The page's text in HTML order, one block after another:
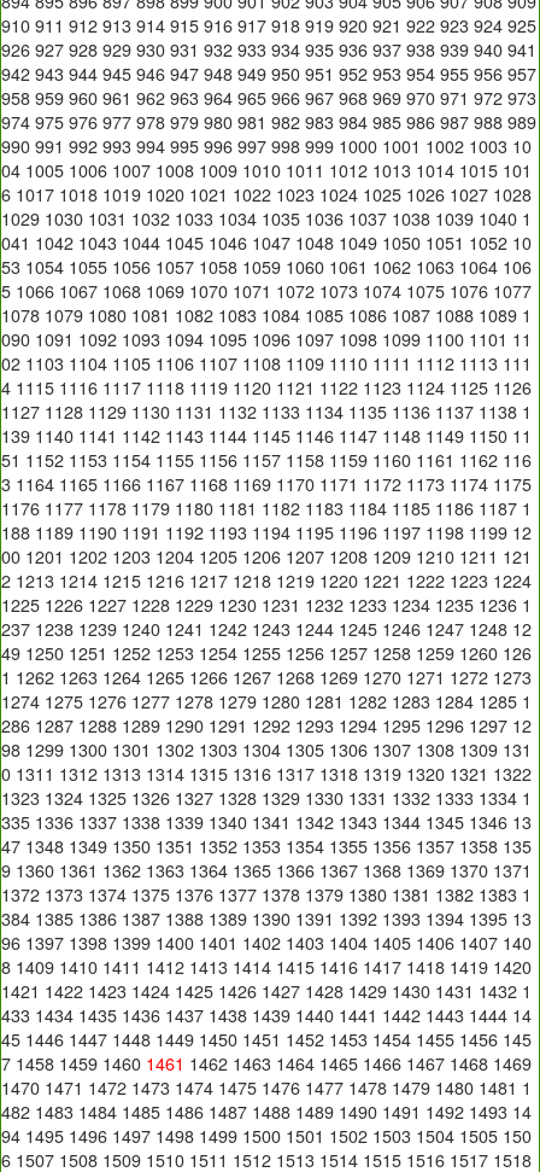
910 911 912 913 914 915 916 917 918 919 920 921 922 923 924 925
926 927 928 929 930 931 932 933 934 935 936 937 938 939 940 941
942 943 944 945 946 947 948 949 950 951 952 953 954 955 956 957
958 959 960 961 962 963 964 965 966 967 968 969 970 971 972 973
974 975 976 977 978 979 980 981 982 983 984 985 986 987 988 989
990 991 992 993 994 995 996 997 998 999 1000 1001 1002 1003 10
04 1005 1006 1007 1008 1009 1010 1011 1012 1013 1014 1015 101
6 1017 1018 1019 1020 1021 1022 1023 1024 1025 1026 1027 1028
1029 1030 1031 1032 1033 1034 1035 1036 1037 1038 1039 1040 1
041 1042 1043 1044 1045 1046 1047 1048 1049 1050 1051 1052 10
53 1054 1055 1056 1057 1058 1059 1060 1061 1062 1063 1064 106
5 1066 1067 1068 1069 1070 1071 1072 1073 1074 1075 1076 1077
1078 1079 1080 1081 1082 1083 1084 1085 1086 1087 1088 1089 1
090 1091 1092 1093 1094 1095 1096 1097 1098 1099 1100 1101 11
02 1103 1104 1105 1106 1107 1108 1109 1110 1111 1112 1113 111
4 1115 1116 1117 1118 1119 1120 1121 1122 1123 1124 1125 1126
1127 1128 1129 1130 1131 1132 1133 1134 1135 1136 1137 1138 1
139 1140 1141 1142 1143 1144 1145 1146 1147 1148 1149 1150 11
51 1152 1153 1154 1155 1156 1157 1158 1159 1160 1161 1162 116
3 1164 1165 1166 1167 1168 1169 1170 1171 1172 1173 1174 1175
1176 1177 1178 1179 1180 1181 1182 1183 1184 1185 1186 1187 1
188 1189 1190 1191 1192 1193 1194 1195 1196 1197 1198 1199 12
00 1201 1202 1203 1204 1205 1206 1207 1208 1209 1210 1211 121
2 1213 1214 1215 1216 1217 1218 1219 1220 1221 1222 1223 1224
1225 1226 1227 1228 1229 1230 1231 1232 1233 1234 1235 1236 1
237 1238 1239 1240 1241 1242 1243 1244 1245 1246 1247 1248 12
49 1250 1251 1252 1253 1254 1255 1256 1257 1258 1259 1260 126
1 1262 1263 1264 1265 1266 1267 1268 1269 1270 1271 1272 1273
1274 1275 1276 1277 1278 1279 1280 1281 1282 1283 1284 1285 1
286 1287 1288 1289 1290 1291 1292 1293 1294 1295 1296 1297 12
98 1299 1300 1301 1302 1303 1304 1305 1306 1307 1308 1309 131
0 1311 1312 1313 1314 1315 1316 1317 1318 1319 1320 1321 1322
1323 1324 1325 1326 1327 1328 1329 1330 1331 1332 1333 1334 1
335 1336 1337 1338 1339 1340 1341 1342 1343 1344 1345 1346 13
47 1348 1349 1350 1351 1352 1353 1354 1355 1356 1357 1358 135
9 1360 1361 1362 1363 1364 1365 1366 1367 1368 1369 1370 1371
1372 1373 1374 1375 1376 1377 1378 1379 1380 1381 1382 1383 1
384 1385 1386 1387 1388 1389 1390 1391 1392 1393 1394 1395 13
96 1397 1398 1399 1400 1401 1402 1403 1404 1405 1406 1407 140
8 1409 1410 1411 1412 1413 1414 1415 1416 1417 1418 1419 1420
1421 1422 1423 1424 1425 1426 1427 1428 1429 1430 1431 1432 1
433 1434 1435 1436 1437 1438 1439 1440 1441 1442 1443 1444 14
45 1446 1447 1448 1449 1450 1451 1452 1453 1454 1455 1456 145
7 1458 1459 1460 1461 1462 1463 1464 1465 1466 1467 1468 1469
1470 1471 1472 1473 1474 1475 1476 1477 1478 1479 1480 1481 1
482 1483 1484 1485 1486 1487 1488 1489 1490 1491 1492 1493 14
94 1495 1496 1497 1498 1499 1500 1501 1502 1503 1504 1505 150
6 1507 1508 1509 1510 1511 1512 1513 1514 1515 1516 1517 1518